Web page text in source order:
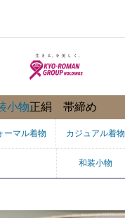
小物正絹 帯締め
ーマル着物 カジュアル着物
和装小物